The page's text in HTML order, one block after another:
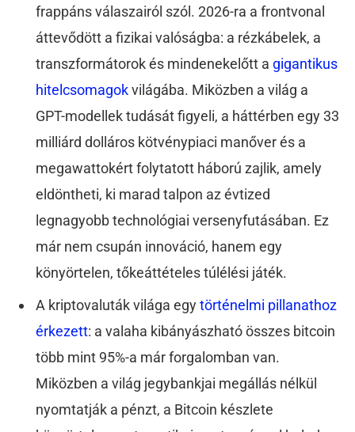
frappáns válaszairól szól. 2026-ra a frontvonal
áttevődött a fizikai valóságba: a rézkábelek, a
transzformátorok és mindenekelőtt a gigantikus
hitelcsomagokvilágába. Miközben a világ a
GPT-modellek tudását figyeli, a háttérben egy 33
milliárd dolláros kötvénypiaci manőver és a
megawattokért folytatott háború zajlik, amely
eldöntheti, ki marad talpon az évtized
legnagyobb technológiai versenyfutásában. Ez
már nem csupán innováció, hanem egy
könyörtelen, tőkeáttételes túlélési játék.
A kriptovaluták világa egytörténelmi pillanathoz
érkezett: a valaha kibányászható összes bitcoin
több mint 95%-a már forgalomban van.
Miközben a világ jegybankjai megállás nélkül
nyomtatják a pénzt, a Bitcoin készlete